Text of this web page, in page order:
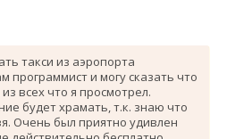
такси из аэропорта
программист и могу сказать что
всех что я просмотрел.
будет храмать, т.к. знаю что
Очень был приятно удивлен